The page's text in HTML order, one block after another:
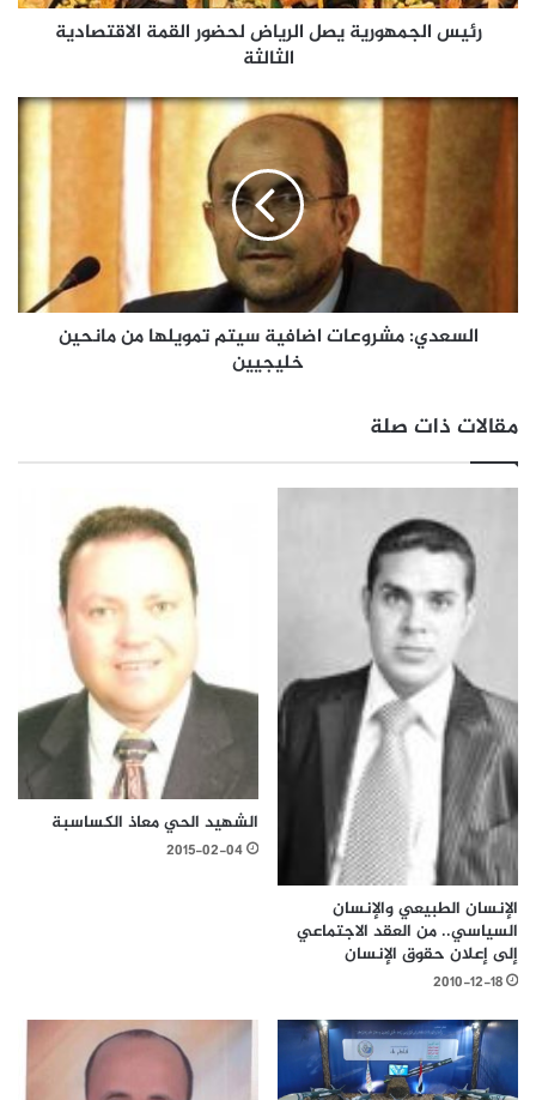
رئيس الجمهورية يصل الرياض لحضور القمة الاقتصادية
الثالثة
السعدي: مشروعات اضافية سيتم تمويلها من مانحين
خليجيين
مقالات ذات صلة
الإنسان الطبيعي والإنسان
السياسي.. من العقد الاجتماعي
إلى إعلان حقوق الإنسان
2010-12-18
الشهيد الحي معاذ الكساسبة
2015-02-04